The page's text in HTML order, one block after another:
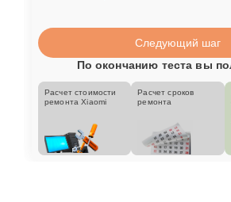
Следующий шаг
По окончанию теста вы
Расчет стоимости
ремонта Xiaomi
Расчет сроков
ремонта